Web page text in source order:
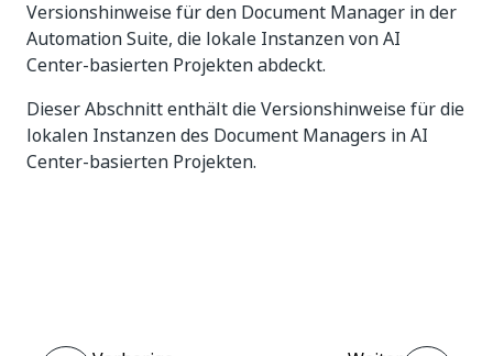
Versionshinweise für den Document Manager in der
Automation Suite, die lokale Instanzen von AI
Center-basierten Projekten abdeckt.
Dieser Abschnitt enthält die Versionshinweise für die
lokalen Instanzen des Document Managers in AI
Center-basierten Projekten.